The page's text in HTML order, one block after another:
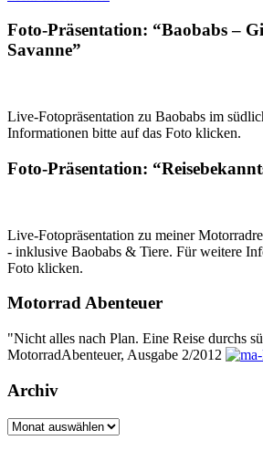
Foto-Präsentation: “Baobabs –
Savanne”
Live-Fotopräsentation zu Baobabs im
Informationen bitte auf das Foto klicken.
Foto-Präsentation:
Live-Fotopräsentation zu meiner
- inklusive Baobabs & Tiere. Für weitere
Foto klicken.
Motorrad Abenteuer
"Nicht alles nach Plan. Eine Reise durchs
MotorradAbenteuer, Ausgabe 2/2012
Archiv
Archiv